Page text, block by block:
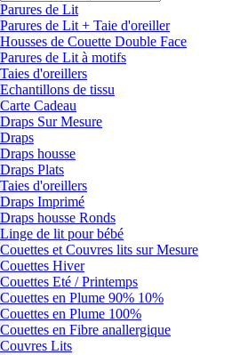
Parures de Lit
Parures de Lit + Taie d'oreiller
Housses de Couette Double Face
Parures de Lit à motifs
Taies d'oreillers
Echantillons de tissu
Carte Cadeau
Draps Sur Mesure
Draps
Draps housse
Draps Plats
Taies d'oreillers
Draps Imprimé
Draps housse Ronds
Linge de lit pour bébé
Couettes et Couvres lits sur Mesure
Couettes Hiver
Couettes Eté / Printemps
Couettes en Plume 90% 10%
Couettes en Plume 100%
Couettes en Fibre anallergique
Couvres Lits